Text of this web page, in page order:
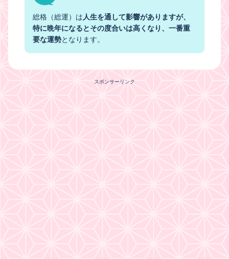
総格（総運）は 人生を通して影響がありますが、
特に晩年になるとその度合いは高くなり、一番重
要な運勢となります。
スポンサーリンク